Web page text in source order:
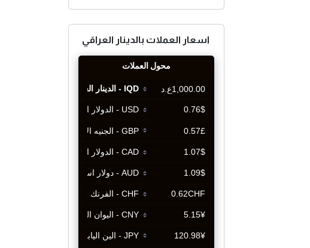
اسعار العملات بالدينار العراقي